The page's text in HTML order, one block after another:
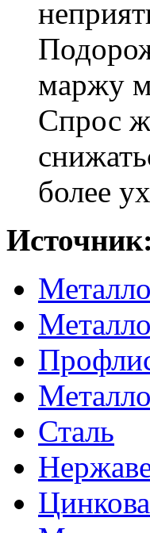
маржу
Спрос
более
Источник:
Сталь